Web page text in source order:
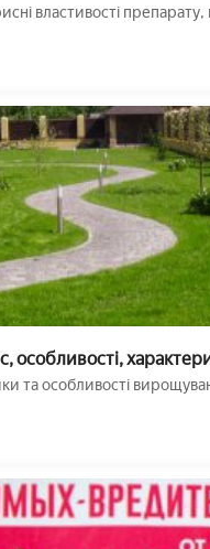
властивості препарату,
особливості,
ледачих
та особливості